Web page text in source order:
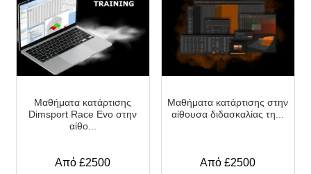
Μαθήματα κατάρτισης
Dimsport Race Evo στην
αίθο...
Από £2500
Μαθήματα κατάρτισης στην
αίθουσα διδασκαλίας τη...
Από £2500